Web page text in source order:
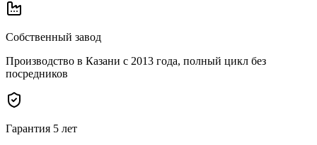
Собственный завод
Производство в Казани с 2013 года, полный цикл без
посредников
Гарантия 5 лет